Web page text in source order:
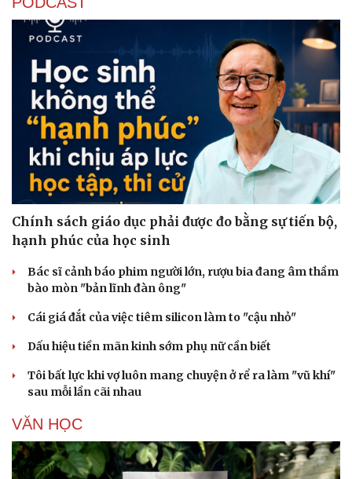
Chính sách giáo dục phải được đo bằng sự tiến bộ,
hạnh phúc của học sinh
Bác sĩ cảnh báo phim người lớn, rượu bia đang âm thầm
bào mòn "bản lĩnh đàn ông"
Cái giá đắt của việc tiêm silicon làm to "cậu nhỏ"
Dấu hiệu tiền mãn kinh sớm phụ nữ cần biết
Tôi bất lực khi vợ luôn mang chuyện ở rể ra làm "vũ khí"
sau mỗi lần cãi nhau
VĂN HỌC